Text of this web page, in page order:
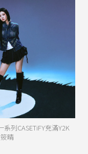
列CASETiFY充滿Y2K
晴